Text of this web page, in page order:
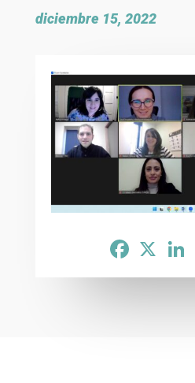
diciembre 15, 2022
Facebook